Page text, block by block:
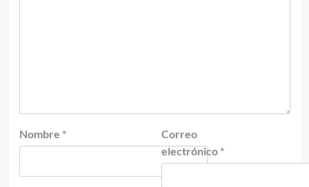
Nombre *
Correo
electrónico *